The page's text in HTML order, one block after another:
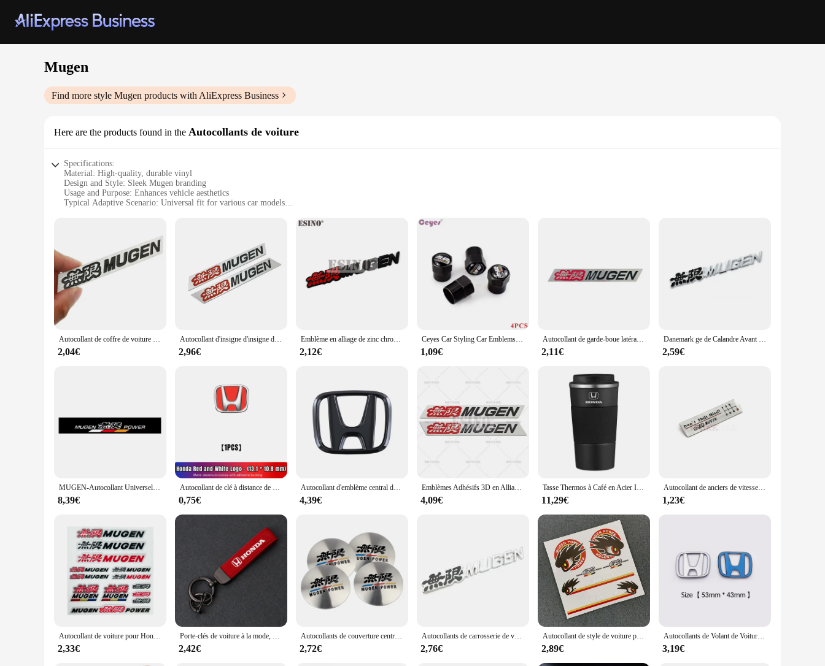
Mugen
Find more style Mugen products with AliExpress Business
Here are the products found in the Autocollants de voiture
Specifications:
Material: High-quality, durable vinyl
Design and Style: Sleek Mugen branding
Usage and Purpose: Enhances vehicle aesthetics
Typical Adaptive Scenario: Universal fit for various car models
**Elevate Your Vehicle's Appeal**
The Mugen Autocollants de voiture are not just stickers; they are a statement of style and performance. Designed with precision, these high-quality vinyl decals are not only visually appealing but also
durable, ensuring that they withstand the elements and maintain their vibrant appearance over time. Whether you're looking to add a personal touch to your daily driver or enhance the aesthetics of
your racing machine, these Mugen decals are the perfect choice.
**Installation and Versatility**
Installing the Mugen Autocollants de voiture is a breeze, thanks to their easy application process. The decals are designed to adhere seamlessly to various car models, making them a versatile option for
car enthusiasts. The sets are meticulously crafted to ensure comprehensive coverage, giving your vehicle a professional, cohesive look. Whether you're a wholesaler, vendor, or an individual looking to
personalize your vehicle, these decals are a reliable choice.
These Mugen decals are not just about style; they are built to last. The advanced adhesive technology ensures that the decals maintain their grip on your vehicle, resisting peeling and fading even in
extreme weather conditions. The sleek Mugen branding adds a touch of sophistication, making your vehicle stand out from the crowd. Embrace the fusion of performance and style with the Mugen
Autocollants de voiture, a must-have for any car enthusiast.
Autocollant de coffre de voiture avec logo chromé, insigne arrière, emblème Mugen en aluminium 3D, style de voiture pour Honda Civic Accord CRV Fit, nouveau
2,04€
Autocollant d'insigne d'insigne de Mugen d'infraction 3D, étiquette d'emblème latéral d'aile de voiture, autocollant pour des accessoires de voiture
2,96€
Emblème en alliage de zinc chromé en métal 3D pour Honda Mugen Power, autocollant d'insigne de carrosserie, accessoire automatique de style de voiture
2,12€
Ceyes Car Styling Car Emblems Case, Auto Caps, Danemark ge Accessrespiration, Honda Mugen Power, Civic Accord, CRV, Hrv Jazz
1,09€
Autocollant de garde-boue latéral de corps d'insigne d'emblème de Mugen en aluminium, accessoires de voiture, Honda Civic Accord, CRV CBR VTX VFR Hrv Jazz
2,11€
Danemark ge de Calandre Avant de Voiture en Métal 3D, Logo Mugen, Emblème, Lettres, Autocollant, Accessoires
2,59€
MUGEN-Autocollant Universel en Vinyle pour Pare-Brise Avant, Accessoire Imperméable pour Voiture de Course, Carrosserie, Camion, Pare-chocs, Fenêtre Arrière
8,39€
Autocollant de clé à distance de voiture en aluminium, accessoires automobiles emblème pour Honda Mugen Civic City Fit VTEC RR Vezel CR-V Dohc Pilot Jazz HRV Xwatches
0,75€
Autocollant d'emblème central de volant de voiture en métal, décoration intérieure pour Honda Civci CRV Accord Mugen Prelude FIT City CRZ CRX
4,39€
Emblèmes Adhésifs 3D en Alliage de Zinc Chromé pour Mugen Power, 2 Pièces
4,09€
Tasse Thermos à Café en Acier Inoxydable, Fiole à Vide Thermique de Voyage, pour Honda Civci CRV Accord Mugen Prelude City CRZ CRX Jazz
11,29€
Autocollant de anciers de vitesse de carrosserie en aluminium, style de voiture Mugen, emblèmes automatiques, ne changez pas Miss, 5/6 vitesses, 1 PC
1,23€
Autocollant de voiture pour Honda Mugen Power Civic Accord CRV Hrv Jazz, pare-chocs de pare-brise, autocollants de fenêtre latérale de voiture, logo de carrosserie, style de voiture
2,33€
Porte-clés de voiture à la mode, porte-clés JORing, accessoires de style pour Honda Civic Fk7 Fit Fk2 Mugen Fk8 Type R Accord Crv
2,42€
Autocollants de couverture centrale de roue, autocollant de capuchon de moyeu, accessoires automatiques pour Honda MUGEN POWER INSPIRE CR-Z Type R VTEC CITY CIVIC, 56mm, 4 pièces
2,72€
Autocollants de carrosserie de voiture 3D pour Honda Civic, grille avant de coffre, insignes Mugen, accessoires de style automatique, 10e, 8e génération, 4D, CRV 3, Accord 7, Jazz
2,76€
Autocollant de style de voiture pour Mugen Power Commander, poignée en polymère, décalcomanie, décoration de fenêtre pour Civic Accord, Crv Fit City Jazz
2,89€
Autocollants de Volant de Voiture pour Honda Mugen Power VopeR Jazz City Civic Inspire Accord FIT HRV Xwatches CRV GK5 Odyssey, Accessoires
3,19€